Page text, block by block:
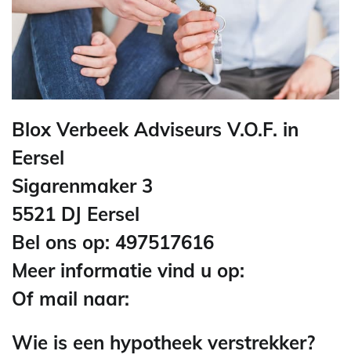
Blox Verbeek Adviseurs V.O.F. in
Eersel
Sigarenmaker 3
5521 DJ Eersel
Bel ons op: 497517616
Meer informatie vind u op:
Of mail naar:
Wie is een hypotheek verstrekker?